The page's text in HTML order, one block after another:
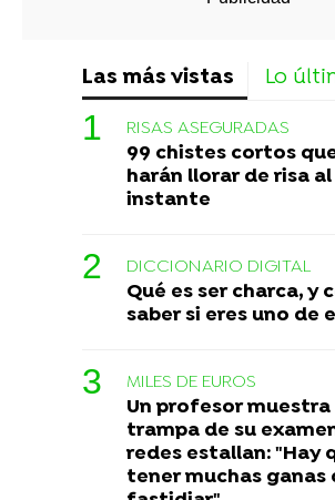
Las más vistas Lo
RISAS ASEGURADAS
99 chistes cortos
harán llorar de risa al
instante
DICCIONARIO DIGITAL
Qué es ser charca, y
saber si eres uno de
MILES DE EUROS
Un profesor muestra
trampa de su
redes estallan: "Hay
tener muchas ganas